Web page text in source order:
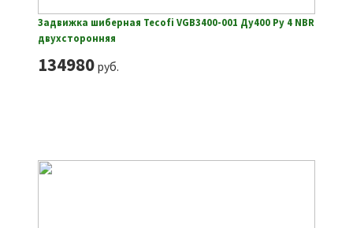
Задвижка шиберная Tecofi VGB3400-001 Ду400 Ру 4 NBR
двухсторонняя
134980руб.